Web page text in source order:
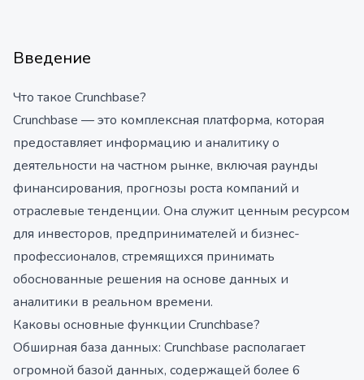
Введение
Что такое Crunchbase?
Crunchbase — это комплексная платформа, которая
предоставляет информацию и аналитику о
деятельности на частном рынке, включая раунды
финансирования, прогнозы роста компаний и
отраслевые тенденции. Она служит ценным ресурсом
для инвесторов, предпринимателей и бизнес-
профессионалов, стремящихся принимать
обоснованные решения на основе данных и
аналитики в реальном времени.
Каковы основные функции Crunchbase?
Обширная база данных: Crunchbase располагает
огромной базой данных, содержащей более 6